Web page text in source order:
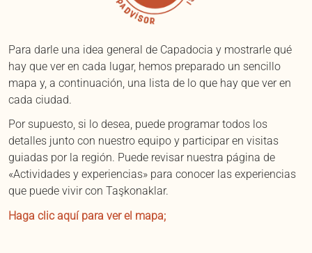
Para darle una idea general de Capadocia y mostrarle qué
hay que ver en cada lugar, hemos preparado un sencillo
mapa y, a continuación, una lista de lo que hay que ver en
cada ciudad.
Por supuesto, si lo desea, puede programar todos los
detalles junto con nuestro equipo y participar en visitas
guiadas por la región. Puede revisar nuestra página de
«Actividades y experiencias» para conocer las experiencias
que puede vivir con Taşkonaklar.
Haga clic aquí para ver el mapa;